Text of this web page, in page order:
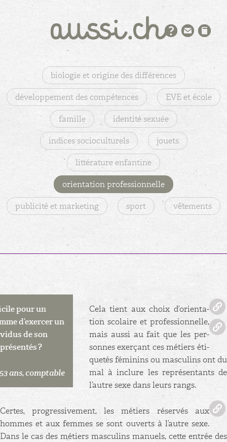
biologie et origine des différences
développement des compétences EVE et école
famille identité sexuée
indices socioculturels jouets
littérature enfantine
orientation professionnelle
publicité et marketing sport vêtements
pour un
d’exer­cer un
de son
?
ans, comp­table
Cela tient aux choix d’orien­ta­
tion sco­laire et pro­fes­sion­nelle,
mais aussi au fait que les per­
sonnes exer­çant ces mé­tiers éti­
que­tés fé­mi­nins ou mas­cu­lins ont du
mal à in­clure les re­pré­sen­tants de
l’autre sexe dans leurs rangs.
Certes, pro­gres­si­ve­ment, les mé­tiers ré­ser­vés aux
hommes et aux femmes se sont ou­verts à l’autre sexe.
Dans le cas des mé­tiers mas­cu­lins ma­nuels, cette en­trée des